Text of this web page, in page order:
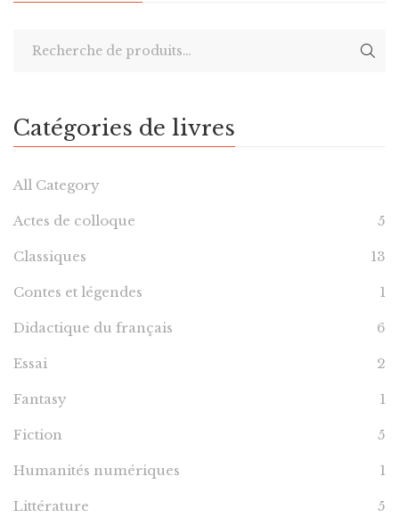
Catégories de livres
All Category
Actes de colloque 5
Classiques 13
Contes et légendes 1
Didactique du français 6
Essai 2
Fantasy 1
Fiction 5
Humanités numériques 1
Littérature 5